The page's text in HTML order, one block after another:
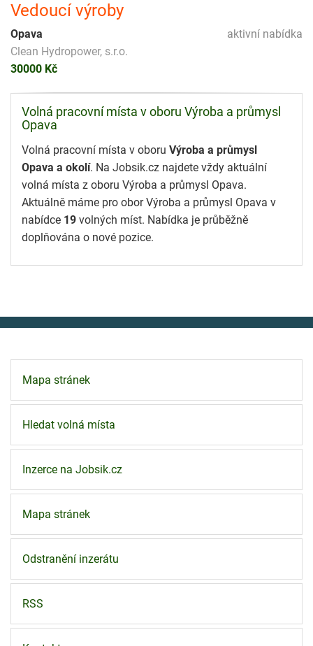
Vedoucí výroby
aktivní nabídka
Opava
Clean Hydropower, s.r.o.
30000 Kč
Volná pracovní místa v oboru Výroba a průmysl
Opava
Volná pracovní místa v oboru Výroba a průmysl
Opava a okolí. Na Jobsik.cz najdete vždy aktuální
volná místa z oboru Výroba a průmysl Opava.
Aktuálně máme pro obor Výroba a průmysl Opava v
nabídce 19 volných míst. Nabídka je průběžně
doplňována o nové pozice.
Mapa stránek
Hledat volná místa
Inzerce na Jobsik.cz
Mapa stránek
Odstranění inzerátu
RSS